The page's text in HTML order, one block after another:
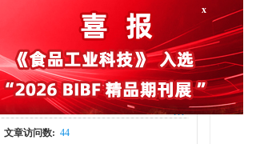
图(7)/ 表(8)
计量
文章访问数: 44
x